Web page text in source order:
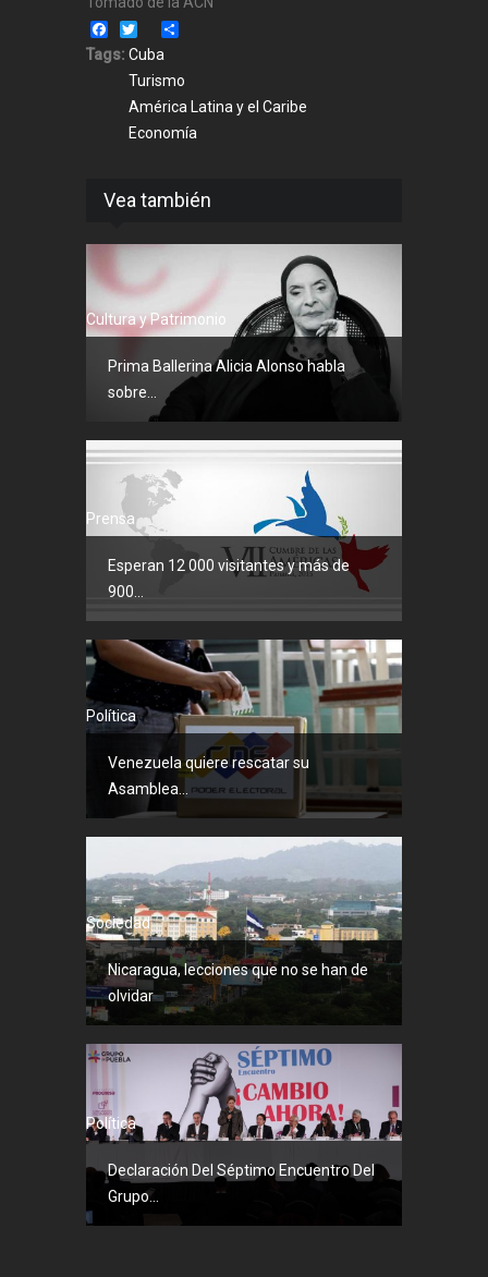
Facebook
Twitter
Tags: Cuba
Turismo
América Latina y el Caribe
Economía
Vea también
Cultura y Patrimonio
Prima Ballerina Alicia Alonso habla
sobre...
Prensa
Esperan 12 000 visitantes y más de
900...
Política
Venezuela quiere rescatar su
Asamblea...
Sociedad
Nicaragua, lecciones que no se han de
olvidar
Política
Declaración Del Séptimo Encuentro Del
Grupo...